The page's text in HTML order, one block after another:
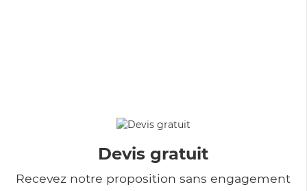
Devis gratuit
Recevez notre proposition sans engagement